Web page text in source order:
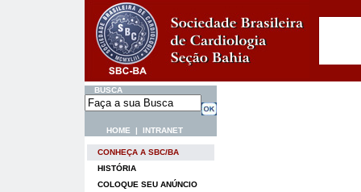
BUSCA
HOME | INTRANET
CONHEÇA A SBC/BA
HISTÓRIA
COLOQUE SEU ANÚNCIO